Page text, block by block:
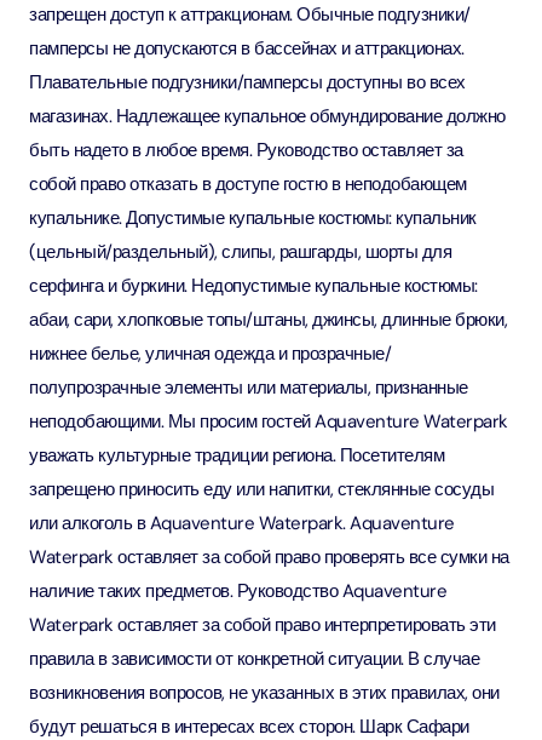
запрещен доступ к аттракционам. Обычные подгузники/
памперсы не допускаются в бассейнах и аттракционах.
Плавательные подгузники/памперсы доступны во всех
магазинах. Надлежащее купальное обмундирование должно
быть надето в любое время. Руководство оставляет за
собой право отказать в доступе гостю в неподобающем
купальнике. Допустимые купальные костюмы: купальник
(цельный/раздельный), слипы, рашгарды, шорты для
серфинга и буркини. Недопустимые купальные костюмы:
абаи, сари, хлопковые топы/штаны, джинсы, длинные брюки,
нижнее белье, уличная одежда и прозрачные/
полупрозрачные элементы или материалы, признанные
неподобающими. Мы просим гостей Aquaventure Waterpark
уважать культурные традиции региона. Посетителям
запрещено приносить еду или напитки, стеклянные сосуды
или алкоголь в Aquaventure Waterpark. Aquaventure
Waterpark оставляет за собой право проверять все сумки на
наличие таких предметов. Руководство Aquaventure
Waterpark оставляет за собой право интерпретировать эти
правила в зависимости от конкретной ситуации. В случае
возникновения вопросов, не указанных в этих правилах, они
будут решаться в интересах всех сторон. Шарк Сафари